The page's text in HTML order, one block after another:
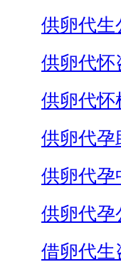
供卵代生
供卵代怀
供卵代怀
供卵代孕
供卵代孕
供卵代孕
借卵代生